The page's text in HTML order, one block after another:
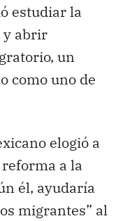
estudiar la
y abrir
un
como uno de
elogió a
a la
él, ayudaría
migrantes” al